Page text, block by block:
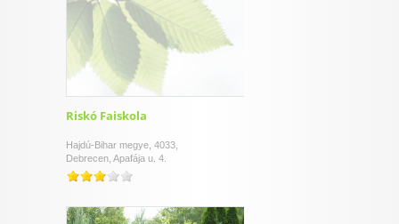
Riskó Faiskola
Hajdú-Bihar megye, 4033,
Debrecen, Apafája u. 4.